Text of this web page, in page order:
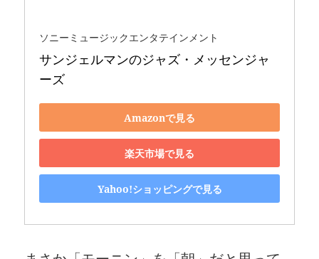
ソニーミュージックエンタテインメント
サンジェルマンのジャズ・メッセンジャ
ーズ
Amazonで見る
楽天市場で見る
Yahoo!ショッピングで見る